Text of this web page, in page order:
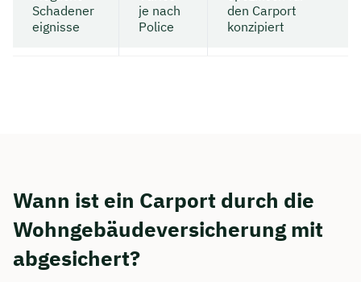
Schadener
eignisse
je nach
Police
den Carport
konzipiert
Wann ist ein Carport durch die
Wohngebäudeversicherung mit
abgesichert?